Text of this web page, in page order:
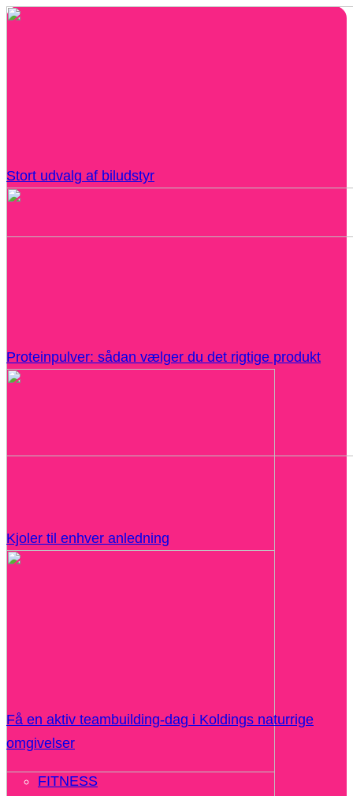
Stort udvalg af biludstyr
Proteinpulver: sådan vælger du det rigtige produkt
Kjoler til enhver anledning
Få en aktiv teambuilding-dag i Koldings naturrige
omgivelser
FITNESS